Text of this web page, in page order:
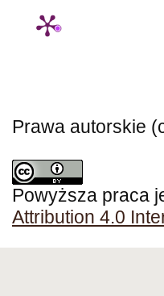
Prawa autorskie
Powyższa praca
Attribution 4.0